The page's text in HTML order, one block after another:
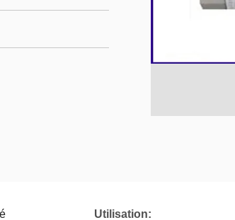
Utilisation: